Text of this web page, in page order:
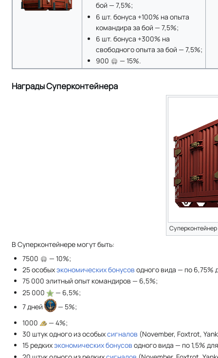
бой — 7,5%;
6 шт. бонуса +100% на опыта
командира за бой — 7,5%;
6 шт. бонуса +300% на
свободного опыта за бой — 7,5%;
900
— 15%.
Награды Суперконтейнера
Суперконтейнер
В Суперконтейнере могут быть:
7500
— 10%;
25 особыхэкономических бонусов одного вида — по 6,75%
75 000 элитный опыт командиров — 6,5%;
25 000
— 6,5%;
7 дней
— 5%;
1000
— 4%;
30 штук одного из особыхсигналов (November, Foxtrot,
15 редкихэкономических бонусов одного вида — по 1,5%